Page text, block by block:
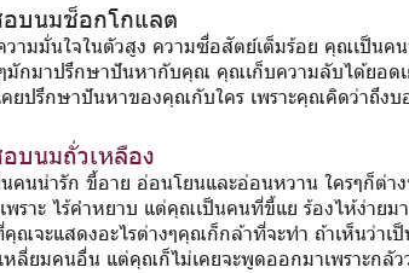
บนมช็อกโกแลต
ามมั่นใจในตัวสูง ความซื่อสัตย์เต็มร้อย คุณเป็นค
มักมาปรึกษาปันหากับคุณ คุณเก็บความลับได้ยอด
คยปรึกษาปันหาของคุณกับใคร เพราะคุณคิดว่าถึงบ
บนมถั่วเหลือง
คนน่ารัก ขี้อาย อ่อนโยนและอ่อนหวาน ใครๆก็ต่า
พราะ ไร้คำหยาบ แต่คุณเป็นคนที่ขี้แย ร้องไห้ง่ายม
คุณจะแสดงอะไรต่างๆคุณก็กล้าที่จะทำ ถ้าเห็นว่า
หลี่ยมคนอื่น แต่คุณก็ไม่เคยจะพูดออกมาเพราะกลั